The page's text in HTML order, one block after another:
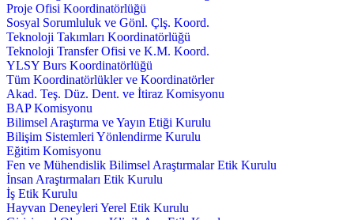
Proje Ofisi Koordinatörlüğü
Sosyal Sorumluluk ve Gönl. Çlş. Koord.
Teknoloji Takımları Koordinatörlüğü
Teknoloji Transfer Ofisi ve K.M. Koord.
YLSY Burs Koordinatörlüğü
Tüm Koordinatörlükler ve Koordinatörler
Akad. Teş. Düz. Dent. ve İtiraz Komisyonu
BAP Komisyonu
Bilimsel Araştırma ve Yayın Etiği Kurulu
Bilişim Sistemleri Yönlendirme Kurulu
Eğitim Komisyonu
Fen ve Mühendislik Bilimsel Araştırmalar Etik Kurulu
İnsan Araştırmaları Etik Kurulu
İş Etik Kurulu
Hayvan Deneyleri Yerel Etik Kurulu